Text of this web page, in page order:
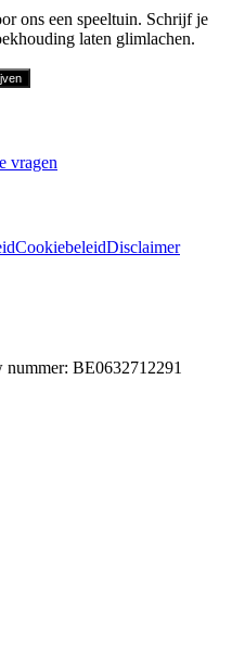
ons een speeltuin. Schrijf je
laten glimlachen.
vragen
CookiebeleidDisclaimer
nummer: BE0632712291